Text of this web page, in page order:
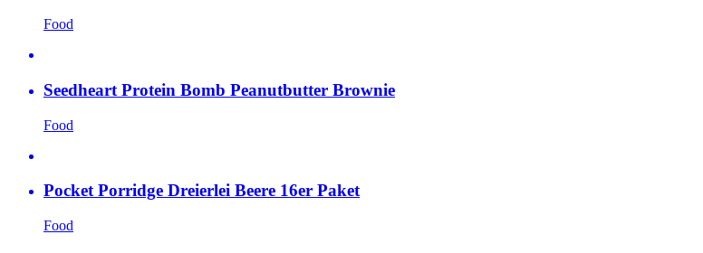
Food
Seedheart Protein Bomb Peanutbutter Brownie
Food
Pocket Porridge Dreierlei Beere 16er Paket
Food